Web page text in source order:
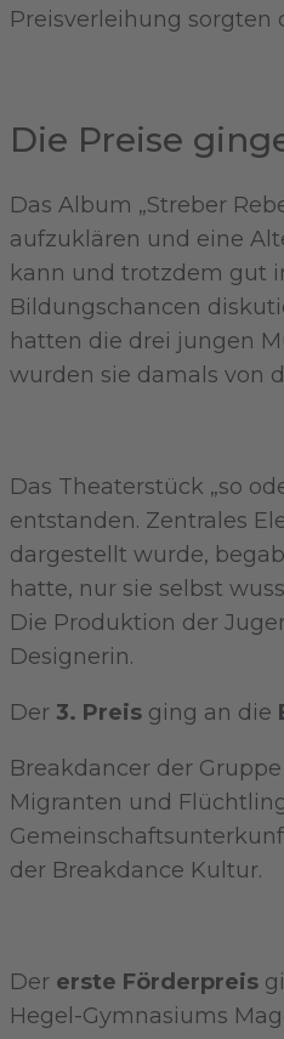
Preisverleihung sorgten
Die Preise
Das Album „Streber
aufzuklären und eine
kann und trotzdem gut
Bildungschancen
hatten die drei jungen
wurden sie damals von
Das Theaterstück „so
entstanden. Zentrales
dargestellt wurde,
hatte, nur sie selbst
Die Produktion der
Designerin.
Der 3. Preis ging an die
Breakdancer der
Migranten und
der Breakdance Kultur.
Der erste Förderpreis
Hegel-Gymnasiums